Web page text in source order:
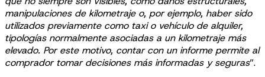
manipulaciones de kilometraje o, por ejemplo, haber sido
utilizados previamente como taxi o vehículo de alquiler,
tipologías normalmente asociadas a un kilometraje más
elevado. Por este motivo, contar con un informe permite al
comprador tomar decisiones más informadas y seguras”.